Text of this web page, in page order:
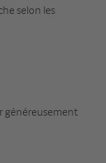
selon les
généreusement